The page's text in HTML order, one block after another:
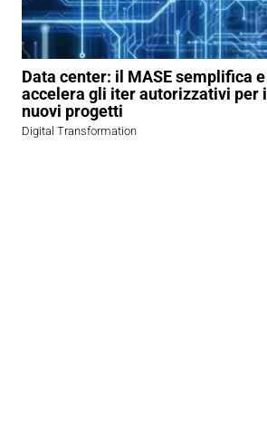
Data center: il MASE semplifica e
accelera gli iter autorizzativi per i
nuovi progetti
Digital Transformation